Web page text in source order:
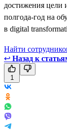
достижения цели
полгода-год на
в digital
Найти
↩ Назад к
1